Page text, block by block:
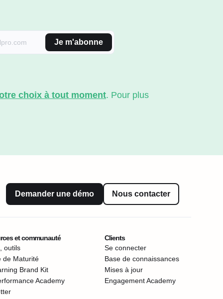
Je m'abonne
choix à tout moment. Pour plus
Demander une démo Nous contacter
et communauté
outils
de Maturité
Brand Kit
Academy
Clients
Se connecter
Base de connaissances
Mises à jour
Engagement Academy